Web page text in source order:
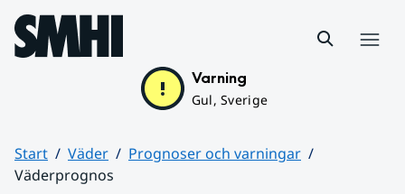
Hoppa till sidans innehåll
Varning
Gul, Sverige
Start Väder
Prognoser och varningar
Väderprognos